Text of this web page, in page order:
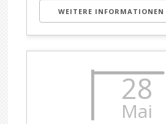
WEITERE INFORMATIONEN
28
Mai